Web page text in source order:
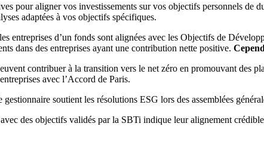
pour aligner vos investissements sur vos objectifs personnels de
adaptées à vos objectifs spécifiques.
entreprises d’un fonds sont alignées avec les Objectifs de
dans des entreprises ayant une contribution nette positive.
contribuer à la transition vers le net zéro en promouvant des
avec l’Accord de Paris.
soutient les résolutions ESG lors des assemblées
des objectifs validés par la SBTi indique leur alignement